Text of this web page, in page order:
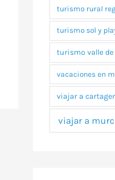
turismo rural
turismo sol y
turismo valle
vacaciones en
viajar a
viajar a